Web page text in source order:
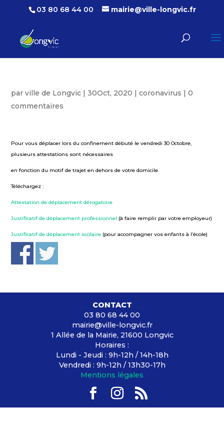
03 80 68 44 00 mairie@ville-longvic.fr
parville de Longvic |30Oct, 2020 |coronavirus |0
commentaires
Pour vous déplacer lors du confinement débuté le vendredi 30 Octobre,
plusieurs attestations sont nécessaires
en fonction du motif de trajet en dehors de votre domicile.
Téléchargez :
Attestation de déplacement dérogatoire
Justificatif de déplacement professionnel (à faire remplir par votre employeur)
Justificatif de déplacement scolaire (pour accompagner vos enfants à l’école)
CONTACT
03 80 68 44 00
mairie@ville-longvic.fr
1 Allée de la Mairie, 21600 Longvic
Horaires :
Lundi - Jeudi : 9h-12h / 14h-18h
Vendredi : 9h-12h / 13h30-17h
Mentions légales